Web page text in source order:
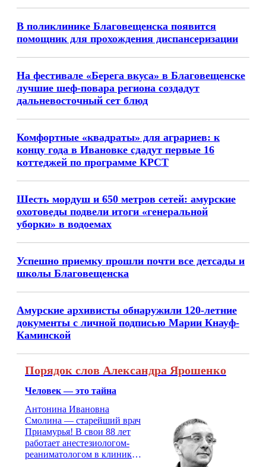
В поликлинике Благовещенска появится
помощник для прохождения диспансеризации
На фестивале «Берега вкуса» в Благовещенске
лучшие шеф-повара региона создадут
дальневосточный сет блюд
Комфортные «квадраты» для аграриев: к
концу года в Ивановке сдадут первые 16
коттеджей по программе КРСТ
Шесть мордуш и 650 метров сетей: амурские
охотоведы подвели итоги «генеральной
уборки» в водоемах
Успешно приемку прошли почти все детсады и
школы Благовещенска
Амурские архивисты обнаружили 120-летние
документы с личной подписью Марии Кнауф-
Каминской
Порядок слов Александра Ярошенко
Человек — это тайна
Антонина Ивановна
Смолина — старейший врач
Приамурья! В свои 88 лет
работает анестезиологом-
реаниматологом в клинике